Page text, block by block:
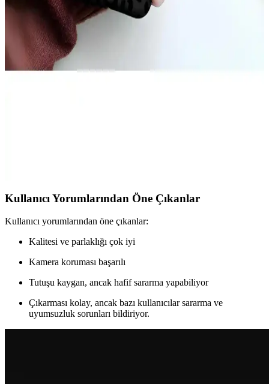
Temizlik ve doğru kılıf seçimi çizgilerin önlenmesinde önemlidir.
iPhone 11 Sarı Kılıf Seçenekleri ve Özellikleri:
Estetik ve Koruma Avantajları
iPhone 11 sarı kılıf seçenekleri, estetik ve koruma özellikleriyle öne
çıkar. Silikon, TPU ve deri modelleri, şık tasarım ve dayanıklılık
Kullanıcı Yorumlarından Öne Çıkanlar
Kullanıcı yorumlarından öne çıkanlar:
Kalitesi ve parlaklığı çok iyi
Kamera koruması başarılı
Tutuşu kaygan, ancak hafif sararma yapabiliyor
Çıkarması kolay, ancak bazı kullanıcılar sararma ve
uyumsuzluk sorunları bildiriyor.